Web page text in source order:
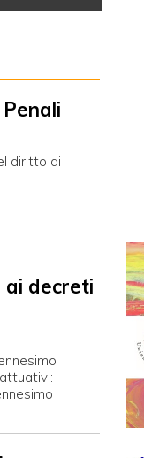
diritto di
ai decreti